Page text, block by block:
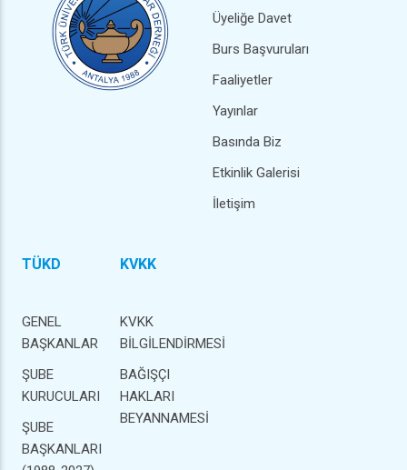
Üyeliğe Davet
Burs Başvuruları
Faaliyetler
Yayınlar
Basında Biz
Etkinlik Galerisi
İletişim
TÜKD
GENEL
BAŞKANLAR
ŞUBE
KURUCULARI
ŞUBE
BAŞKANLARI
KVKK
KVKK
BİLGİLENDİRMESİ
BAĞIŞÇI
HAKLARI
BEYANNAMESİ